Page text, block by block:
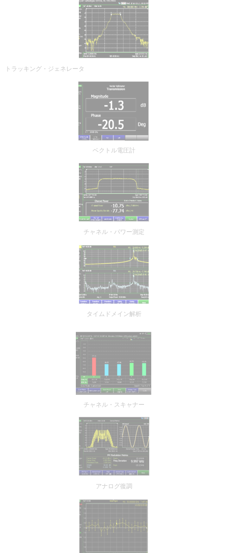
トラッキング・ジェネレータ
ベクトル電圧計
チャネル・パワー測定
タイムドメイン解析
チャネル・スキャナー
アナログ復調